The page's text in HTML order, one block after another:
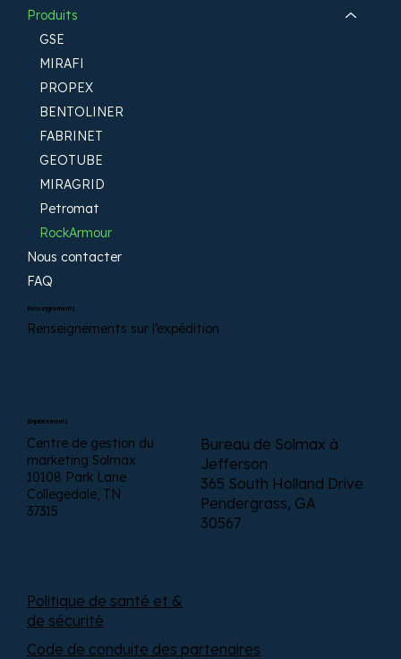
Emplacements
Centre de gestion du
marketing Solmax
10108 Park Lane
Collegedale, TN
37315
Bureau de Solmax à
Jefferson
365 South Holland Drive
Pendergrass, GA
30567
Produits
GSE
MIRAFI
PROPEX
BENTOLINER
FABRINET
GEOTUBE
MIRAGRID
Petromat
RockArmour
Nous contacter
FAQ
Renseignements
Renseignements sur l’expédition
Politique de santé et &
de sécurité
Code de conduite des partenaires